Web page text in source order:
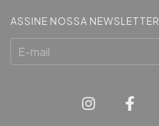
ASSINE NOSSA NEWSLETTER